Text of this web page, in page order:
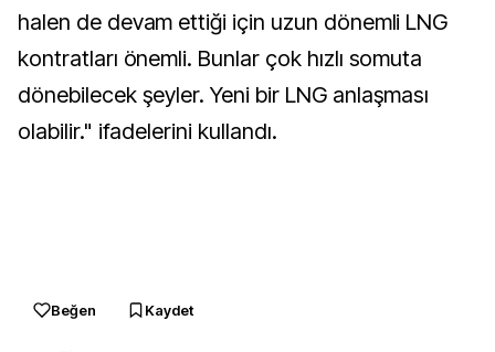
halen de devam ettiği için uzun dönemli LNG
kontratları önemli. Bunlar çok hızlı somuta
dönebilecek şeyler. Yeni bir LNG anlaşması
olabilir." ifadelerini kullandı.
Beğen Kaydet